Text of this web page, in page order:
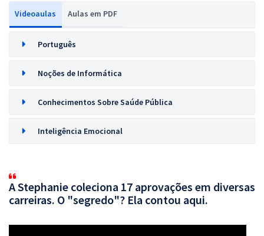
Videoaulas Aulas em PDF
Português
Noções de Informática
Conhecimentos Sobre Saúde Pública
Inteligência Emocional
A Stephanie coleciona 17 aprovações em diversas
carreiras. O "segredo"? Ela contou aqui.